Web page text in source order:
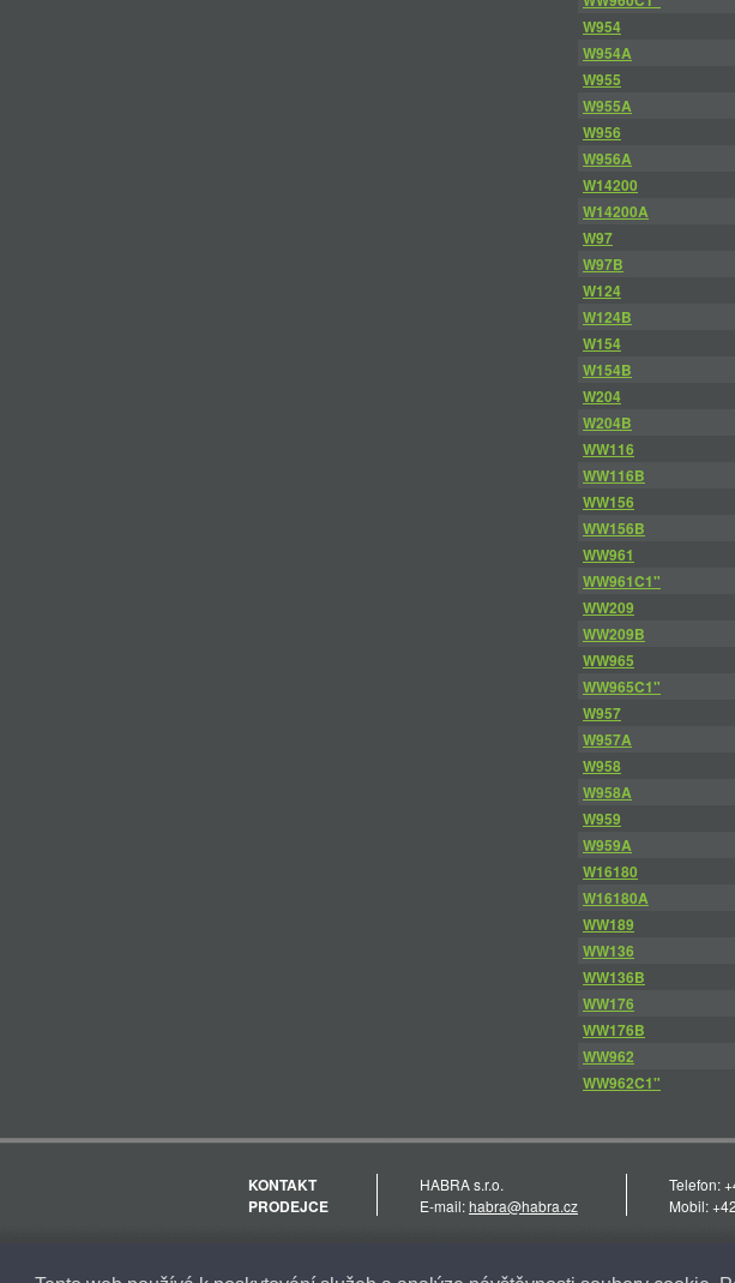
W954
W954A
W955
W955A
W956
W956A
W14200
W14200A
W97
W97B
W124
W124B
W154
W154B
W204
W204B
WW116
WW116B
WW156
WW156B
WW961
WW961C1"
WW209
WW209B
WW965
WW965C1"
W957
W957A
W958
W958A
W959
W959A
W16180
W16180A
WW189
WW136
WW136B
WW176
WW176B
WW962
WW962C1"
KONTAKT
PRODEJCE
HABRA s.r.o.
E-mail:habra@habra.cz
Telefon:
Mobil: